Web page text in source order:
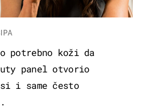
potrebno koži da
panel otvorio
i same često